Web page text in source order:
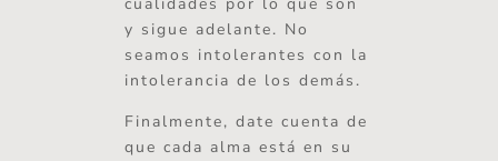
y sigue adelante. No
seamos intolerantes con la
intolerancia de los demás.
Finalmente, date cuenta de
que cada alma está en su